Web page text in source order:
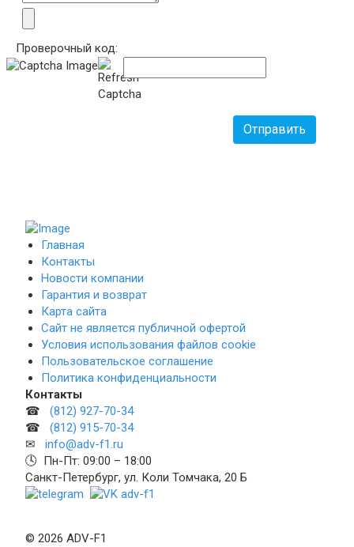
Проверочный код:
Отправить
Главная
Контакты
Новости компании
Гарантия и возврат
Карта сайта
Сайт не является публичной офертой
Условия использования файлов cookie
Пользовательское соглашение
Политика конфиденциальности
Контакты
☎ (812) 927-70-34
☎ (812) 915-70-34
✉ info@adv-f1.ru
🕓 Пн-Пт: 09:00 – 18:00
Санкт-Петербург, ул. Коли Томчака, 20 Б
© 2026 ADV-F1